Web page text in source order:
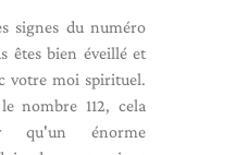
signes du numéro
êtes bien éveillé et
votre moi spirituel.
nombre 112, cela
qu'un énorme